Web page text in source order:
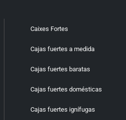
Caixes Fortes
Cajas fuertes a medida
Cajas fuertes baratas
Cajas fuertes domésticas
Cajas fuertes ignífugas